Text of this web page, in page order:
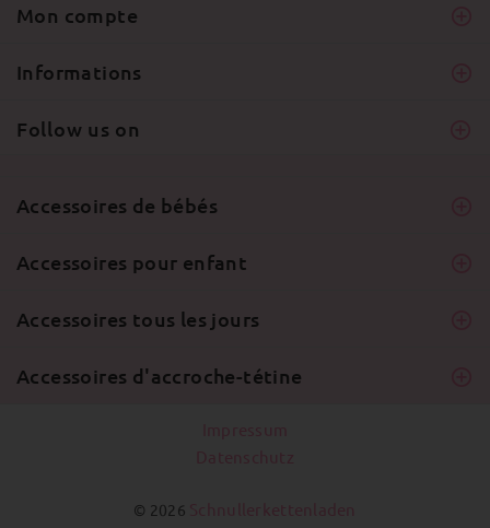
Mon compte
Informations
Follow us on
Accessoires de bébés
Accessoires pour enfant
Accessoires tous les jours
Accessoires d'accroche-tétine
© 2026